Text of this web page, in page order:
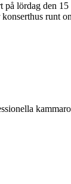
lördag den
runt